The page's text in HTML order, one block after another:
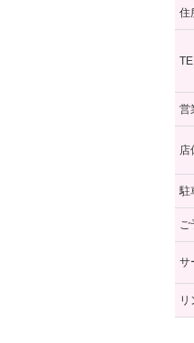
住
営
店
駐
ご
サ
リ